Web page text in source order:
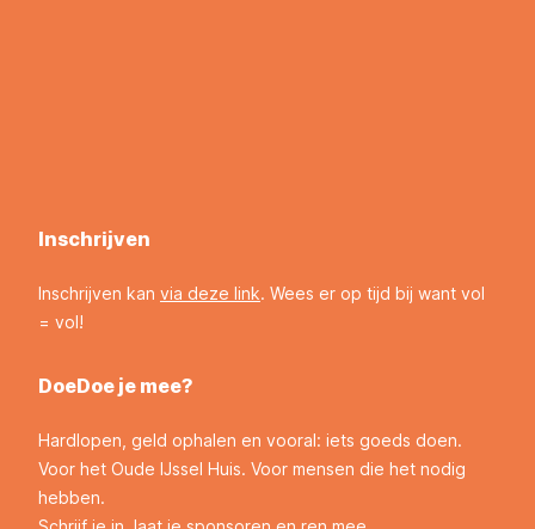
Inschrijven
Inschrijven kan via deze link. Wees er op tijd bij want vol
= vol!
DoeDoe je mee?
Hardlopen, geld ophalen en vooral: iets goeds doen.
Voor het Oude IJssel Huis. Voor mensen die het nodig
hebben.